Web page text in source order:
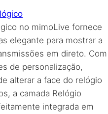
no mimoLive fornece
elegante para mostrar a
em direto. Com
de personalização,
alterar a face do relógio
a camada Relógio
integrada em